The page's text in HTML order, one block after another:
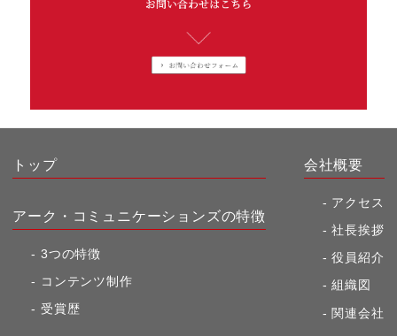
トップ
アーク・コミュニケーションズの特徴
3つの特徴
コンテンツ制作
受賞歴
会社概要
アクセス
社長挨拶
役員紹介
組織図
関連会社